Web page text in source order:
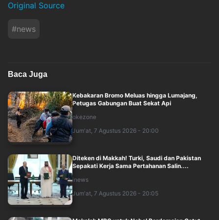
Original Source
#news
Baca Juga
Kebakaran Bromo Meluas hingga Lumajang,
Petugas Gabungan Buat Sekat Api
okezone
Jum'at, 7 Agustus 2026 - 20:00
Diteken di Makkah! Turki, Saudi dan Pakistan
Sepakati Kerja Sama Pertahanan Salin....
inews
Jum'at, 7 Agustus 2026 - 20:05